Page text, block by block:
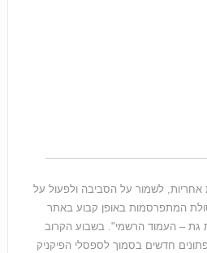
לשמור על הסביבה ולפעול על
המתפרסמות באופן קבוע באתר
גת – העמוד הרשמי". בשבוע הקרוב
חדשים בסמוך לספסלי הפיקניק